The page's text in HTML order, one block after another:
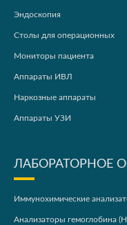
Эндоскопия
Столы для операционных
Мониторы пациента
Аппараты ИВЛ
Наркозные аппараты
Аппараты УЗИ
ЛАБОРАТОРНОЕ
Иммунохимические
Анализаторы гемоглобина